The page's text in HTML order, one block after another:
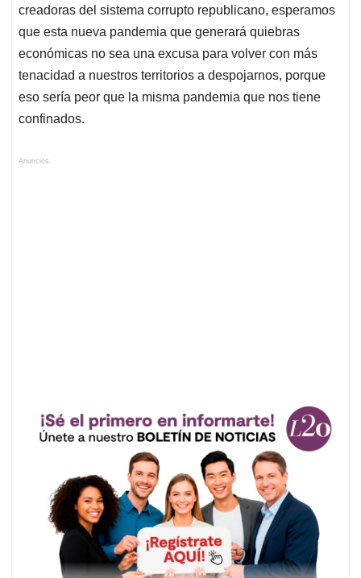
creadoras del sistema corrupto republicano, esperamos
que esta nueva pandemia que generará quiebras
económicas no sea una excusa para volver con más
tenacidad a nuestros territorios a despojarnos, porque
eso sería peor que la misma pandemia que nos tiene
confinados.
Anuncios.